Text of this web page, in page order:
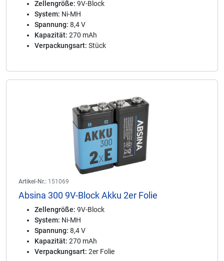
Zellengröße: 9V-Block
System: Ni-MH
Spannung: 8,4 V
Kapazität: 270 mAh
Verpackungsart: Stück
Artikel-Nr.: 151069
Absina 300 9V-Block Akku 2er Folie
Zellengröße: 9V-Block
System: Ni-MH
Spannung: 8,4 V
Kapazität: 270 mAh
Verpackungsart: 2er Folie